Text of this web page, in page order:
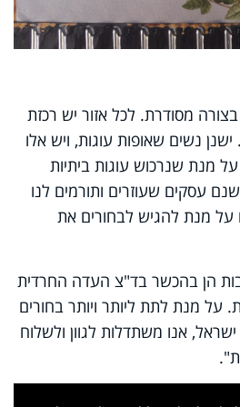
מסודרת. לכל אזור יש רכזת
נשים שאופות עוגות, ויש אלו
מנת שנרכוש עוגות ביתיות
עסקים שעוזרים ותורמים לנו
על מנת להגיש לבחורים את
הן בהכשר בד"צ העדה החרדית
על מנת לתת ליותר ויותר בחורים
אנו משתדלות לגוון ולשלוח
This